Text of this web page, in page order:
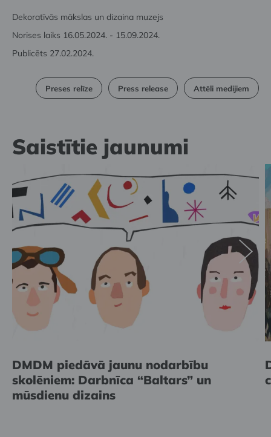
Dekoratīvās mākslas un dizaina muzejs
Norises laiks 16.05.2024. - 15.09.2024.
Publicēts 27.02.2024.
Preses relīze Press release Attēli medijiem
Saistītie jaunumi
DMDM piedāvā jaunu nodarbību
skolēniem: Darbnīca “Baltars” un
mūsdienu dizains